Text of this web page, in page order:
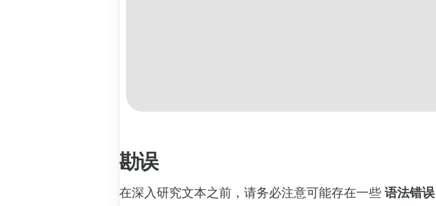
勘误
在深入研究文本之前，请务必注意可能存在一些 语法错误